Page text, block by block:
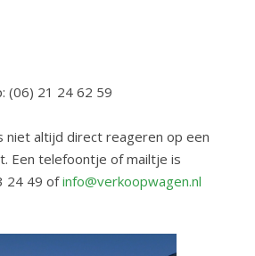
(06) 21 24 62 59
niet altijd direct reageren op een
Een telefoontje of mailtje is
24 49 ofinfo@verkoopwagen.nl